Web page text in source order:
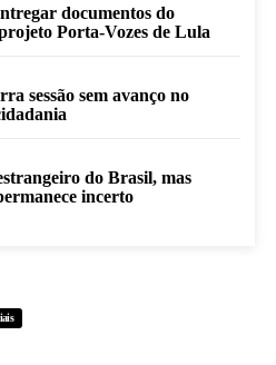
documentos do
Porta-Vozes de Lula
sessão sem avanço no
do Brasil, mas
incerto